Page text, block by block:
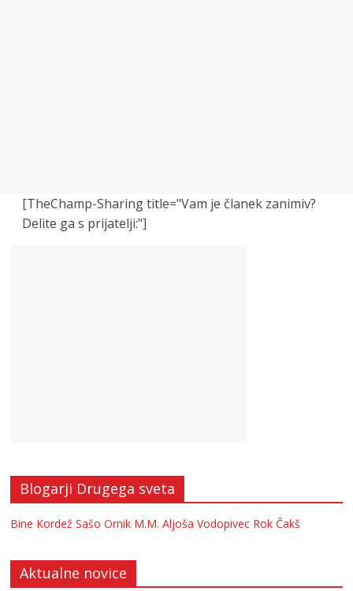
[TheChamp-Sharing title="Vam je članek zanimiv?
Delite ga s prijatelji:"]
Blogarji Drugega sveta
Bine Kordež Sašo Ornik M.M. Aljoša Vodopivec Rok Čakš
Aktualne novice